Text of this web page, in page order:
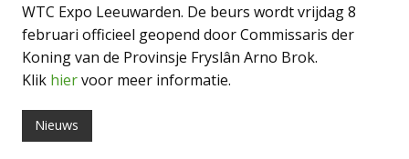
WTC Expo Leeuwarden. De beurs wordt vrijdag 8
februari officieel geopend door Commissaris der
Koning van de Provinsje Fryslân Arno Brok.
Klik hiervoor meer informatie.
Nieuws